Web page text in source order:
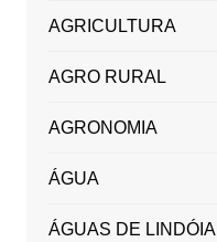
AGRICULTURA
AGRO RURAL
AGRONOMIA
ÁGUA
ÁGUAS DE LINDÓIA